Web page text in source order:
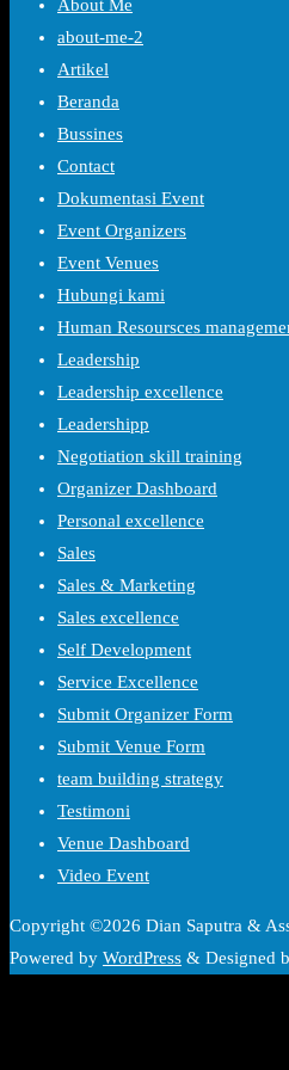
About Me
about-me-2
Artikel
Beranda
Bussines
Contact
Dokumentasi Event
Event Organizers
Event Venues
Hubungi kami
Human Resoursces
Leadership
Leadership excellence
Leadershipp
Negotiation skill training
Organizer Dashboard
Personal excellence
Sales
Sales & Marketing
Sales excellence
Self Development
Service Excellence
Submit Organizer Form
Submit Venue Form
team building strategy
Testimoni
Venue Dashboard
Video Event
Copyright ©2026 Dian Saputra &
Powered by WordPress & Designed